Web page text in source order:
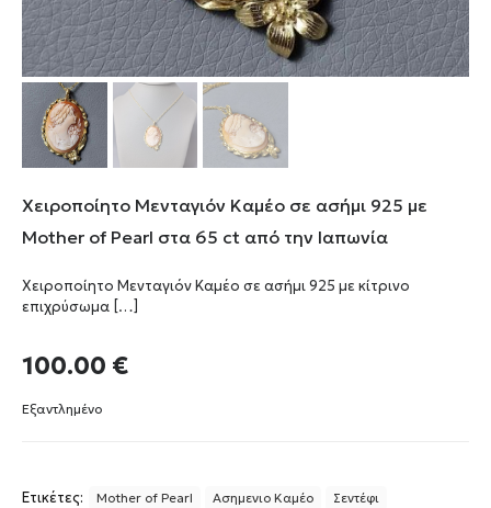
Χειροποίητο Μενταγιόν Καμέο σε ασήμι 925 με
Mother of Pearl στα 65 ct από την Ιαπωνία
Χειροποίητο Μενταγιόν Καμέο σε ασήμι 925 με κίτρινο
επιχρύσωμα […]
100.00 €
Εξαντλημένο
Ετικέτες: Mother of Pearl Ασημενιο Καμέο Σεντέφι